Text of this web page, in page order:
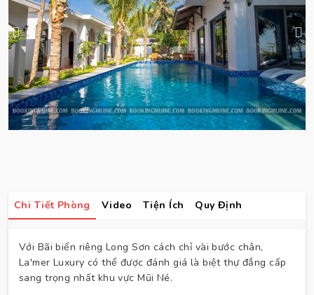
Chi Tiết Phòng Video Tiện Ích Quy Định
Với Bãi biển riêng Long Sơn cách chỉ vài bước chân,
La'mer Luxury có thể được đánh giá là biệt thự đẳng cấp
sang trọng nhất khu vực Mũi Né.